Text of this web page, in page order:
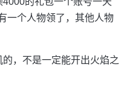
一个人物领了，其他人物
，不是一定能开出火焰之